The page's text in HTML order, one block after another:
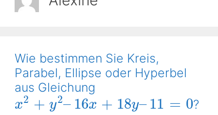
Wie bestimmen Sie Kreis,
Parabel, Ellipse oder Hyperbel
aus Gleichung
x2 + y2– 16x + 18y– 11 = 0?